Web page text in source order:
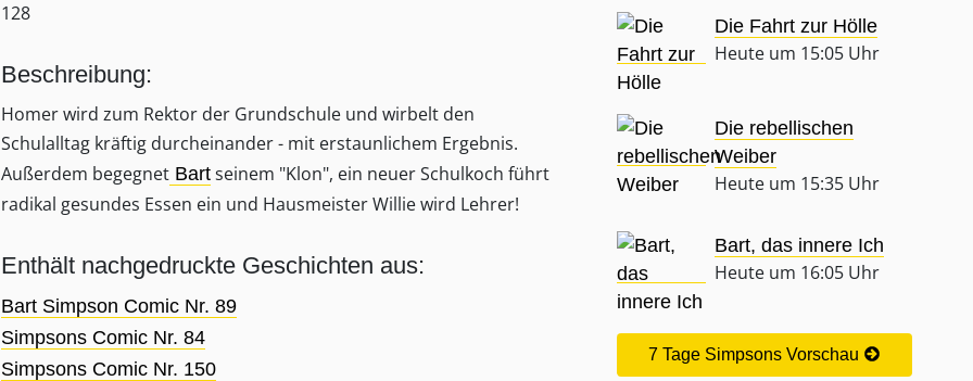
128
Beschreibung:
Homer wird zum Rektor der Grundschule und wirbelt den
Schulalltag kräftig durcheinander - mit erstaunlichem Ergebnis.
Außerdem begegnetBartseinem "Klon", ein neuer Schulkoch führt
radikal gesundes Essen ein und Hausmeister Willie wird Lehrer!
Enthält nachgedruckte Geschichten aus:
Bart Simpson Comic Nr. 89
Simpsons Comic Nr. 84
Simpsons Comic Nr. 150
Die Fahrt zur Hölle
Heute um 15:05 Uhr
Die rebellischen
Weiber
Heute um 15:35 Uhr
Bart, das innere Ich
Heute um 16:05 Uhr
7 Tage Simpsons Vorschau